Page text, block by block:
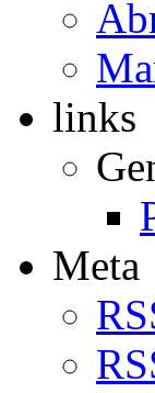
links
Meta